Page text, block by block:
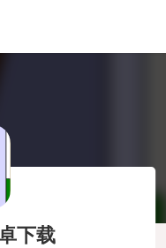
下载